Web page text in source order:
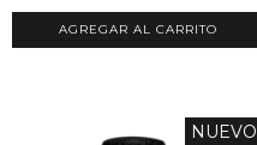
NUEVO